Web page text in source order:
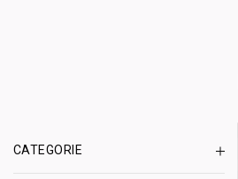
CATEGORIE